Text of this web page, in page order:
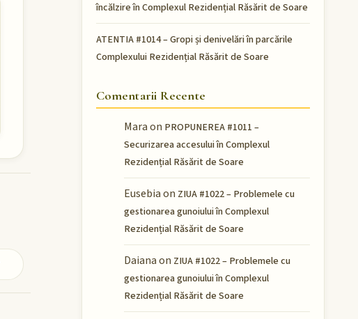
încălzire în Complexul Rezidențial Răsărit de Soare
ATENTIA #1014 – Gropi și denivelări în parcările
Complexului Rezidențial Răsărit de Soare
Comentarii Recente
Maraon PROPUNEREA #1011 –
Securizarea accesului în Complexul
Rezidențial Răsărit de Soare
Eusebiaon ZIUA #1022 – Problemele cu
gestionarea gunoiului în Complexul
Rezidențial Răsărit de Soare
Daianaon ZIUA #1022 – Problemele cu
gestionarea gunoiului în Complexul
Rezidențial Răsărit de Soare